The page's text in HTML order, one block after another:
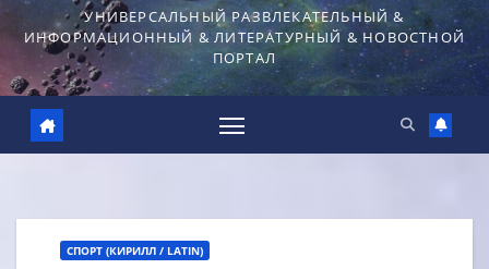
УНИВЕРСАЛЬНЫЙ РАЗВЛЕКАТЕЛЬНЫЙ &
ИНФОРМАЦИОННЫЙ & ЛИТЕРАТУРНЫЙ & НОВОСТНОЙ
ПОРТАЛ
СПОРТ (КИРИЛЛ / LATIN)